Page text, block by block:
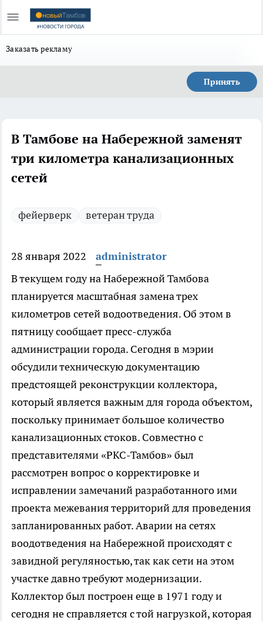
Заказать рекламу
Принять
В Тамбове на Набережной заменят
три километра канализационных
сетей
фейерверк ветеран труда
28 января 2022
administrator
В текущем году на Набережной Тамбова
планируется масштабная замена трех
километров сетей водоотведения. Об этом в
пятницу сообщает пресс-служба
администрации города. Сегодня в мэрии
обсудили техническую документацию
предстоящей реконструкции коллектора,
который является важным для города объектом,
поскольку принимает большое количество
канализационных стоков. Совместно с
представителями «РКС-Тамбов» был
рассмотрен вопрос о корректировке и
исправлении замечаний разработанного ими
проекта межевания территорий для проведения
запланированных работ. Аварии на сетях
воодотведения на Набережной происходят с
завидной регуляностью, так как сети на этом
участке давно требуют модернизации.
Коллектор был построен еще в 1971 году и
сегодня не справляется с той нагрузкой, которая